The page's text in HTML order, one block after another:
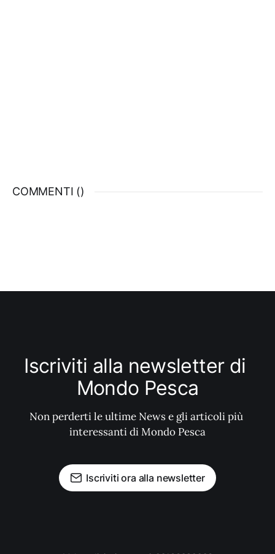
COMMENTI ()
Iscriviti alla newsletter di
Mondo Pesca
Non perderti le ultime News e gli articoli più
interessanti di Mondo Pesca
Iscriviti ora alla newsletter